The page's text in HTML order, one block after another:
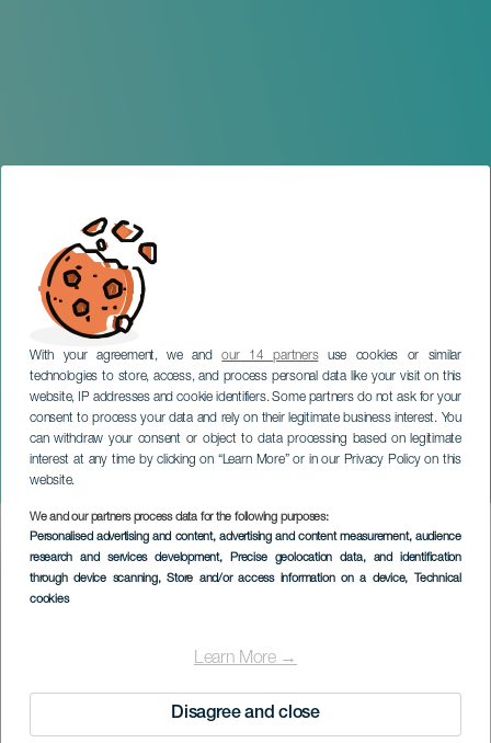
With your agreement, we andour 14 partnersuse cookies or similar
technologies to store, access, and process personal data like your visit on this
website, IP addresses and cookie identifiers. Some partners do not ask for your
consent to process your data and rely on their legitimate business interest. You
can withdraw your consent or object to data processing based on legitimate
interest at any time by clicking on “Learn More” or in our Privacy Policy on this
website.
We and our partners process data for the following purposes:
Personalised advertising and content, advertising and content measurement, audience
research and services development, Precise geolocation data, and identification
through device scanning, Store and/or access information on a device, Technical
cookies
Learn More →
Disagree and close
Die Beerdigung des
Besugo
GRAN CANARIA
Imagen
Listado